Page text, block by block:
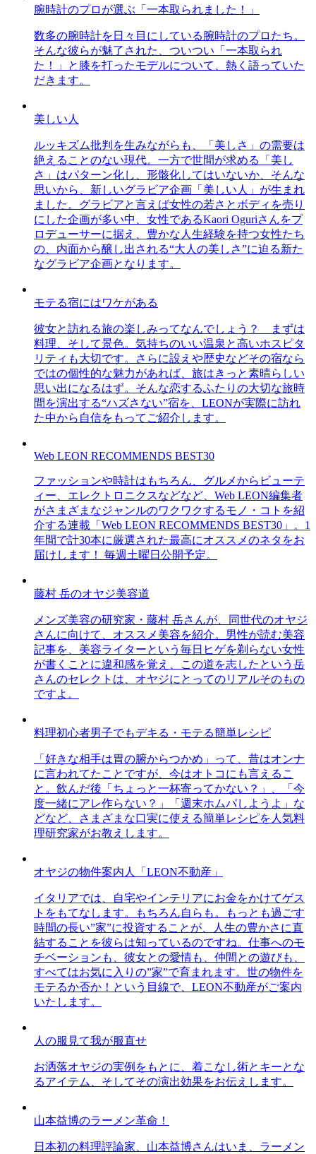
腕時計のプロが選ぶ「一本取られました！」
数多の腕時計を日々目にしている腕時計のプロたち。
そんな彼らが魅了された、ついつい「一本取られ
た！」と膝を打ったモデルについて、熱く語っていた
だきます。
美しい人
ルッキズム批判を生みながらも、「美しさ」の需要は
絶えることのない現代。一方で世間が求める「美し
さ」はパターン化し、形骸化してはいないか、そんな
思いから、新しいグラビア企画「美しい人」が生まれ
ました。グラビアと言えば女性の若さとボディを売り
にした企画が多い中、女性であるKaori Oguriさんをプ
ロデューサーに据え、豊かな人生経験を持つ女性たち
の、内面から醸し出される“大人の美しさ”に迫る新た
なグラビア企画となります。
モテる宿にはワケがある
彼女と訪れる旅の楽しみってなんでしょう？ まずは
料理、そして景色。気持ちのいい温泉と高いホスピタ
リティも大切です。さらに設えや歴史などその宿なら
ではの個性的な魅力があれば、旅はきっと素晴らしい
思い出になるはず。そんな恋するふたりの大切な旅時
間を演出する“ハズさない”宿を、LEONが実際に訪れ
た中から自信をもってご紹介します。
Web LEON RECOMMENDS BEST30
ファッションや時計はもちろん、グルメからビューテ
ィー、エレクトロニクスなどなど、Web LEON編集者
がさまざまなジャンルのワクワクするモノ・コトを紹
介する連載「Web LEON RECOMMENDS BEST30」。1
年間で計30本に厳選された最高にオススメのネタをお
届けします！ 毎週土曜日公開予定。
藤村 岳のオヤジ美容道
メンズ美容の研究家・藤村 岳さんが、同世代のオヤジ
さんに向けて、オススメ美容を紹介。男性が読む美容
記事を、美容ライターという毎日ヒゲを剃らない女性
が書くことに違和感を覚え、この道を志したという岳
さんのセレクトは、オヤジにとってのリアルそのもの
ですよ。
料理初心者男子でもデキる・モテる簡単レシピ
「好きな相手は胃の腑からつかめ」って、昔はオンナ
に言われてたことですが、今はオトコにも言えるこ
と。飲んだ後「ちょっと一杯寄ってかない？」、「今
度一緒にアレ作らない？」「週末ホムパしようよ」な
どなど、さまざまな口実に使える簡単レシピを人気料
理研究家がお教えします。
オヤジの物件案内人「LEON不動産」
イタリアでは、自宅やインテリアにお金をかけてゲス
トをもてなします。もちろん自らも。もっとも過ごす
時間の長い”家”に投資することが、人生の豊かさに直
結することを彼らは知っているのですね。仕事へのモ
チベーションも、彼女との愛情も、仲間との遊びも、
すべてはお気に入りの”家”で育まれます。世の物件を
モテるか否か！という目線で、LEON不動産がご案内
いたします。
人の服見て我が服直せ
お洒落オヤジの実例をもとに、着こなし術とキーとな
るアイテム、そしてその演出効果をお伝えします。
山本益博のラーメン革命！
日本初の料理評論家、山本益博さんはいま、ラーメン